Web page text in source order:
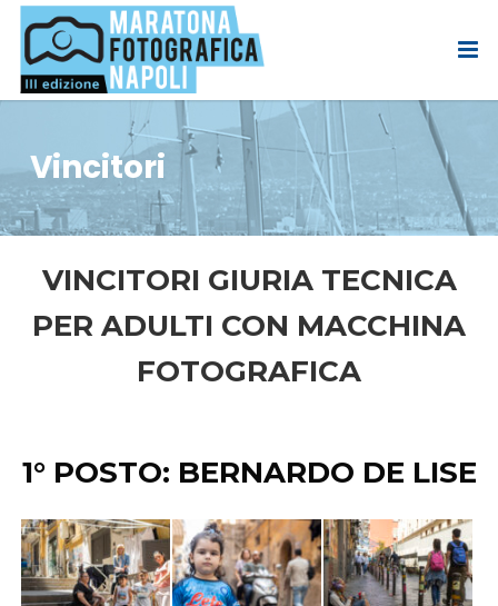
Vincitori
VINCITORI GIURIA TECNICA
PER ADULTI CON MACCHINA
FOTOGRAFICA
1° POSTO: BERNARDO DE LISE